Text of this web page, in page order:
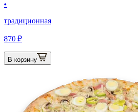
•
традиционная
870 ₽
В корзину